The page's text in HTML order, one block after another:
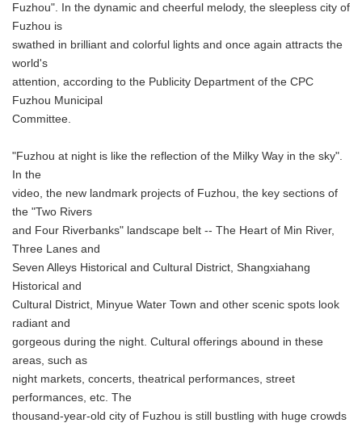
Fuzhou". In the dynamic and cheerful melody, the sleepless city of
Fuzhou is
swathed in brilliant and colorful lights and once again attracts the
world's
attention, according to the Publicity Department of the CPC
Fuzhou Municipal
Committee.
"Fuzhou at night is like the reflection of the Milky Way in the sky".
In the
video, the new landmark projects of Fuzhou, the key sections of
the "Two Rivers
and Four Riverbanks" landscape belt -- The Heart of Min River,
Three Lanes and
Seven Alleys Historical and Cultural District, Shangxiahang
Historical and
Cultural District, Minyue Water Town and other scenic spots look
radiant and
gorgeous during the night. Cultural offerings abound in these
areas, such as
night markets, concerts, theatrical performances, street
performances, etc. The
thousand-year-old city of Fuzhou is still bustling with huge crowds